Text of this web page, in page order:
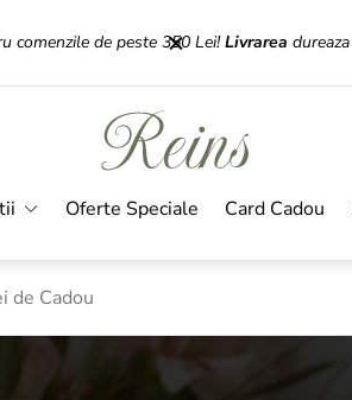
comenzile de peste 350 Lei!Livrarea
Sigla
magazinului"
Oferte Speciale Card Cadou
de Cadou